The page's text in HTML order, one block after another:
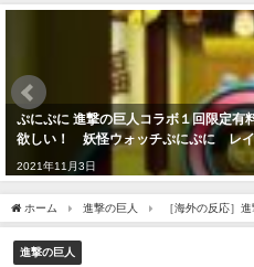
ぷにぷに 進撃の巨人コラボ１回限定有
欲しい！ 妖怪ウォッチぷにぷに レ
2021年11月3日
ホーム 進撃の巨人 ［海外の反応］
進撃の巨人